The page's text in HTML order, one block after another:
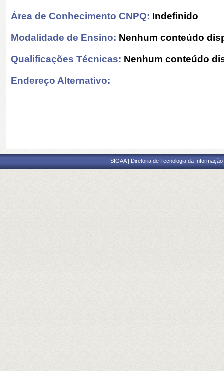
Área de Conhecimento CNPQ: Indefinido
Modalidade de Ensino: Nenhum conteúdo
Qualificações Técnicas: Nenhum conteúdo
Endereço Alternativo:
SIGAA | Diretoria de Tecnologia da